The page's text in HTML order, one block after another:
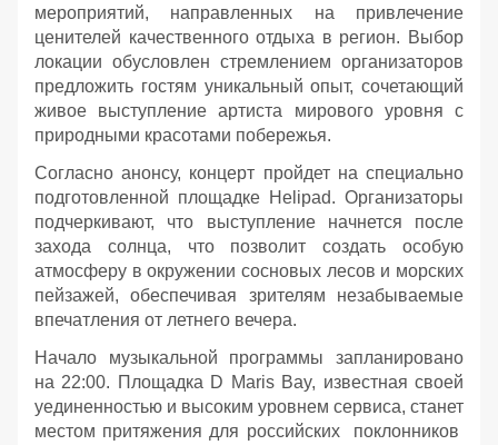
мероприятий, направленных на привлечение
ценителей качественного отдыха в регион. Выбор
локации обусловлен стремлением организаторов
предложить гостям уникальный опыт, сочетающий
живое выступление артиста мирового уровня с
природными красотами побережья.
Согласно анонсу, концерт пройдет на специально
подготовленной площадке Helipad. Организаторы
подчеркивают, что выступление начнется после
захода солнца, что позволит создать особую
атмосферу в окружении сосновых лесов и морских
пейзажей, обеспечивая зрителям незабываемые
впечатления от летнего вечера.
Начало музыкальной программы запланировано
на 22:00. Площадка D Maris Bay, известная своей
уединенностью и высоким уровнем сервиса, станет
местом притяжения для российских поклонников